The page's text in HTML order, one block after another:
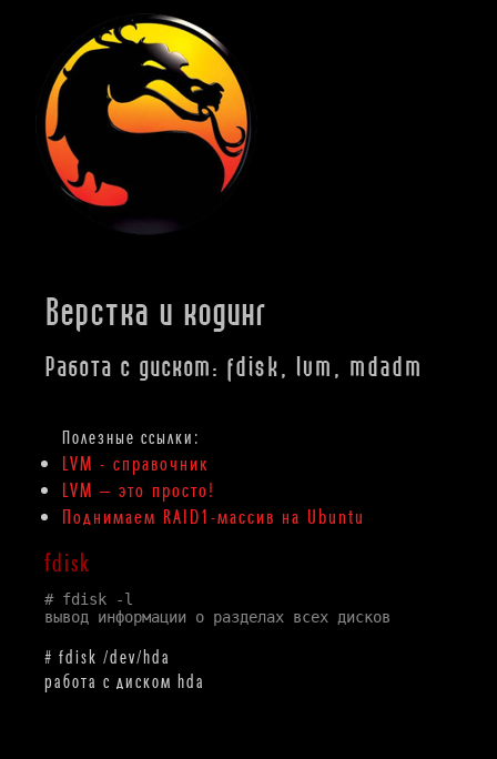
Верстка и кодинг
Работа с диском: fdisk, lvm, mdadm
LVM - справочник
LVM — это просто!
Поднимаем RAID1-массив на Ubuntu
fdisk
# fdisk -l
вывод информации о разделах всех дисков
# fdisk /dev/hda
работа с диском hda